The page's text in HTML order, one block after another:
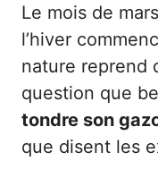
Le mois de
l’hiver
nature reprend
question que
tondre son
que disent les